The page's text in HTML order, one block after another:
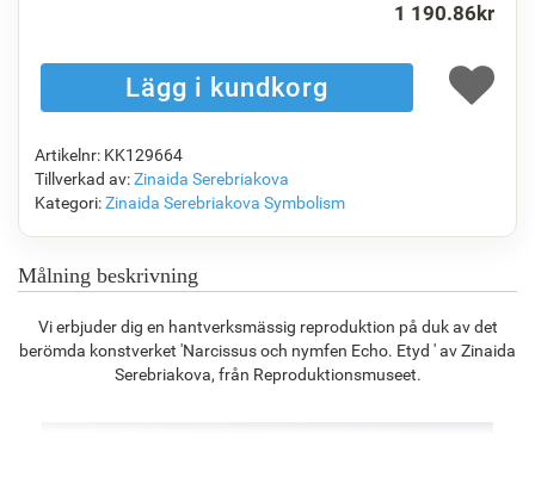
F7034-296 F6731-224
1 437.36 1 437.36
1 333.07kr 1 035.42kr 1 492.80kr 1 343.74kr
1 190.86 kr
Artikelnr: KK129664
Tillverkad av:Zinaida Serebriakova
Kategori:Zinaida Serebriakova Symbolism
Målning beskrivning
Vi erbjuder dig en hantverksmässig reproduktion på duk av det
berömda konstverket 'Narcissus och nymfen Echo. Etyd ' av Zinaida
Serebriakova, från Reproduktionsmuseet.